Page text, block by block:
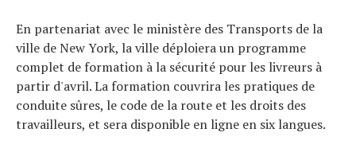
En partenariat avec le ministère des Transports de la
ville de New York, la ville déploiera un programme
complet de formation à la sécurité pour les livreurs à
partir d'avril. La formation couvrira les pratiques de
conduite sûres, le code de la route et les droits des
travailleurs, et sera disponible en ligne en six langues.